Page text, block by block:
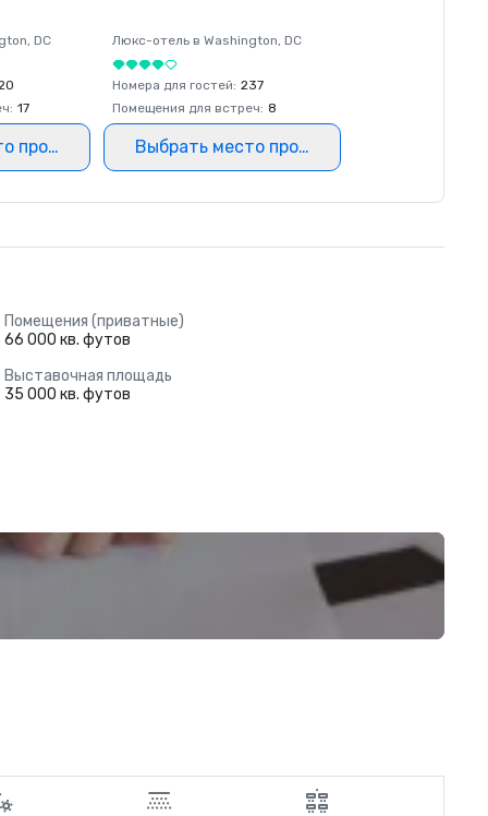
, DC
: 17
проведения
Люкс-отель в Washington, DC
Номера для гостей: 237
Помещения для встреч: 8
Выбрать место проведения
Помещения (приватные)
66 000 кв. футов
Выставочная площадь
35 000 кв. футов